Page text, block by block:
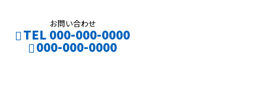
お問い合わせ
TEL 000-000-0000
000-000-0000